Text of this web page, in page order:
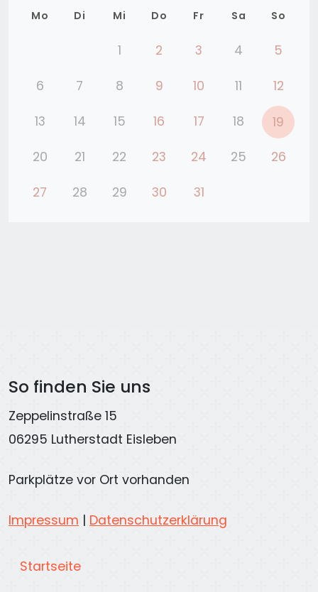
Mo Di Mi Do Fr Sa So
1 2 3 4 5
6 7 8 9 10 11 12
13 14 15 16 17 18 19
20 21 22 23 24 25 26
27 28 29 30 31
So finden Sie uns
Zeppelinstraße 15
06295 Lutherstadt Eisleben
Parkplätze vor Ort vorhanden
Impressum | Datenschutzerklärung
Startseite